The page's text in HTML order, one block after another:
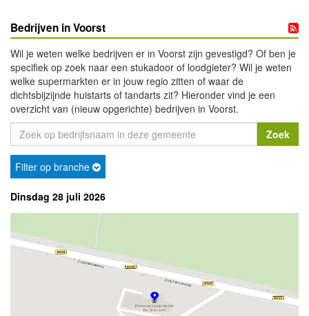
Bedrijven in Voorst
Wil je weten welke bedrijven er in Voorst zijn gevestigd? Of ben je
specifiek op zoek naar een stukadoor of loodgieter? Wil je weten
welke supermarkten er in jouw regio zitten of waar de
dichtsbijzijnde huistarts of tandarts zit? Hieronder vind je een
overzicht van (nieuw opgerichte) bedrijven in Voorst.
Filter op branche
Dinsdag 28 juli 2026